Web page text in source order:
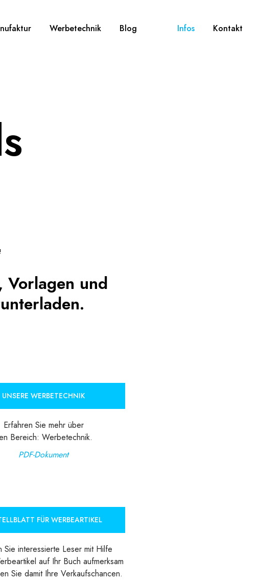
Werbetechnik Blog Infos Kontakt
Vorlagen und
UNSERE WERBETECHNIK
Erfahren Sie mehr über
Bereich: Werbetechnik.
PDF-Dokument
FÜR WERBEARTIKEL
Sie interessierte Leser mit Hilfe
auf Ihr Buch aufmerksam
Sie damit Ihre Verkaufschancen.